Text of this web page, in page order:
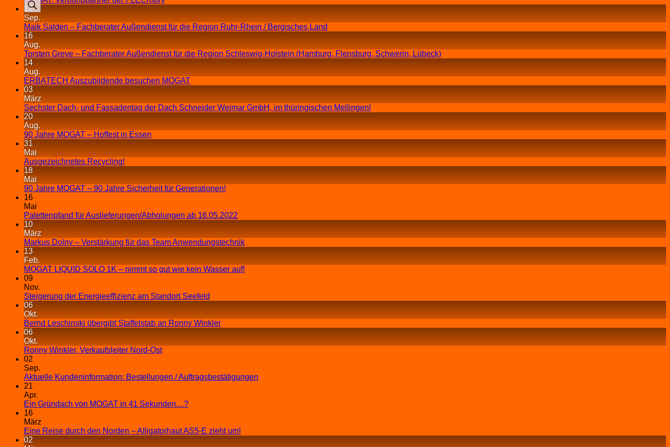
12
Sep.
Maik Salden – Fachberater Außendienst für die Region Ruhr-Rhein / Bergisches Land
16
Aug.
Torsten Greve – Fachberater Außendienst für die Region Schleswig-Holstein (Hamburg, Flensburg, Schwerin, Lübeck)
14
Aug.
ERBATECH Auszubildende besuchen MOGAT
03
März
Sechster Dach- und Fassadentag der Dach Schneider Weimar GmbH, im thüringischen Mellingen!
20
Aug.
90 Jahre MOGAT – Hoffest in Essen
31
Mai
Ausgezeichnetes Recycling!
18
Mai
90 Jahre MOGAT – 90 Jahre Sicherheit für Generationen!
16
Mai
Palettenpfand für Auslieferungen/Abholungen ab 16.05.2022
10
März
Markus Dolny – Verstärkung für das Team Anwendungstechnik
13
Feb.
MOGAT LIQUID SOLO 1K – nimmt so gut wie kein Wasser auf!
09
Nov.
Steigerung der Energieeffizienz am Standort Seefeld
06
Okt.
Bernd Leschinski übergibt Staffelstab an Ronny Winkler
06
Okt.
Ronny Winkler, Verkaufsleiter Nord-Ost
02
Sep.
Aktuelle Kundeninformation: Bestellungen / Auftragsbestätigungen
21
Apr.
Ein Gründach von MOGAT in 41 Sekunden…?
16
März
Eine Reise durch den Norden – Alligatorhaut AS5-E zieht um!
02